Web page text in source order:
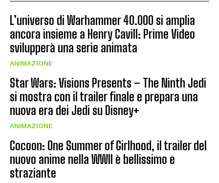
L’universo di Warhammer 40.000 si amplia
ancora insieme a Henry Cavill: Prime Video
svilupperà una serie animata
ANIMAZIONE
Star Wars: Visions Presents – The Ninth Jedi
si mostra con il trailer finale e prepara una
nuova era dei Jedi su Disney+
ANIMAZIONE
Cocoon: One Summer of Girlhood, il trailer del
nuovo anime nella WWII è bellissimo e
straziante